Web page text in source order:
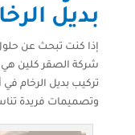
بديل
إذا كنت تبحث عن
شركة الصقر كلين هي
تركيب بديل الرخام
وتصميمات فريدة